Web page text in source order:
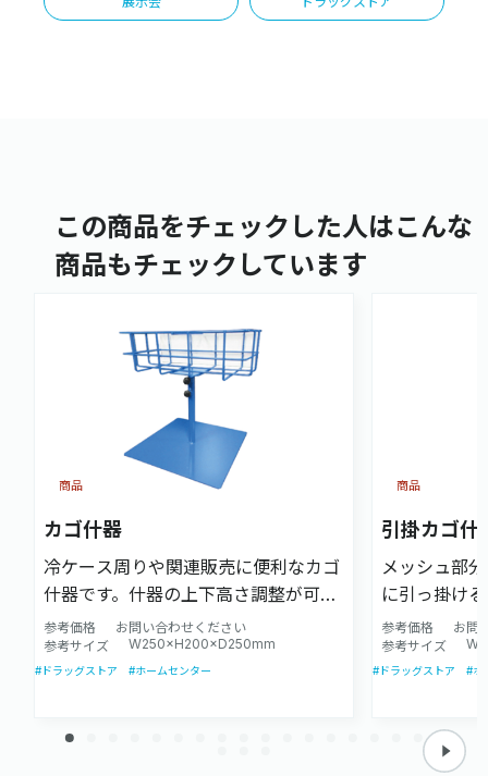
この商品をチェックした人はこんな
商品もチェックしています
カゴ什器
冷ケース周りや関連販売に便利なカゴ
什器です。什器の上下高さ調整が可能
です。陳列する商品に合わせ、適切な
サイズで設計致します。
参考価格
お問い合わせください
参考サイズ
W250×H200×D250mm
商品
#ドラッグストア #ホームセンター
引掛カゴ什
メッシュ部
に引っ掛け
商品に合わ
します。
参考価格
お問
参考サイズ
商品
#ドラッグストア #ホ